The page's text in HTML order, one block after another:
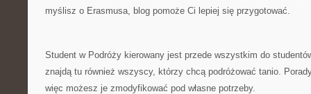
myślisz o Erasmusa, blog pomoże Ci lepiej się przygotować.
Student w Podróży kierowany jest przede wszystkim do
znajdą tu również wszyscy, którzy chcą podróżować tanio.
więc możesz je zmodyfikować pod własne potrzeby.